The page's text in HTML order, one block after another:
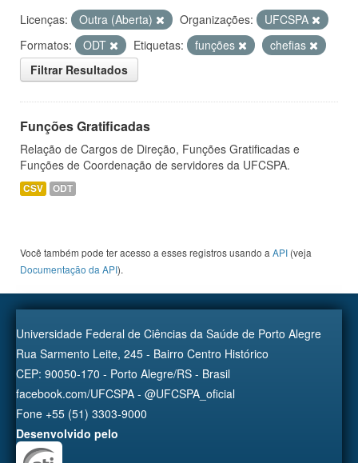
Licenças: Outra (Aberta) Organizações:
UFCSPA
Formatos:
ODT Etiquetas: funções
chefias
Filtrar Resultados
Funções Gratificadas
Relação de Cargos de Direção, Funções Gratificadas e
Funções de Coordenação de servidores da UFCSPA.
CSV ODT
Você também pode ter acesso a esses registros usando a API (veja
Documentação da API).
Universidade Federal de Ciências da Saúde de Porto Alegre
Rua Sarmento Leite, 245 - Bairro Centro Histórico
CEP: 90050-170 - Porto Alegre/RS - Brasil
facebook.com/UFCSPA - @UFCSPA_oficial
Fone +55 (51) 3303-9000
Desenvolvido pelo